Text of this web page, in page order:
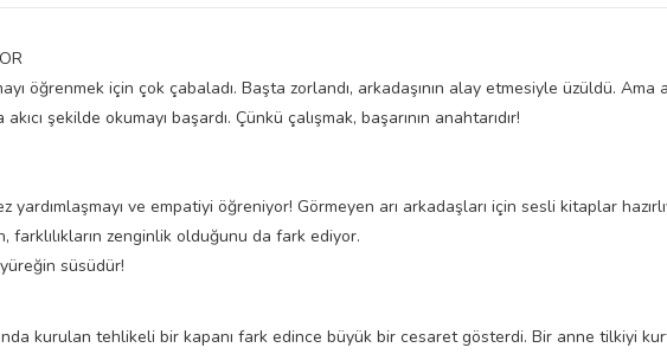
öğrenmek için çok çabaladı. Başta zorlandı, arkadaşının alay etmesiyle üzüldü.
şekilde okumayı başardı. Çünkü çalışmak, başarının anahtarıdır!
yardımlaşmayı ve empatiyi öğreniyor! Görmeyen arı arkadaşları için sesli kitaplar
farklılıkların zenginlik olduğunu da fark ediyor.
süsüdür!
kurulan tehlikeli bir kapanı fark edince büyük bir cesaret gösterdi. Bir anne tilkiyi